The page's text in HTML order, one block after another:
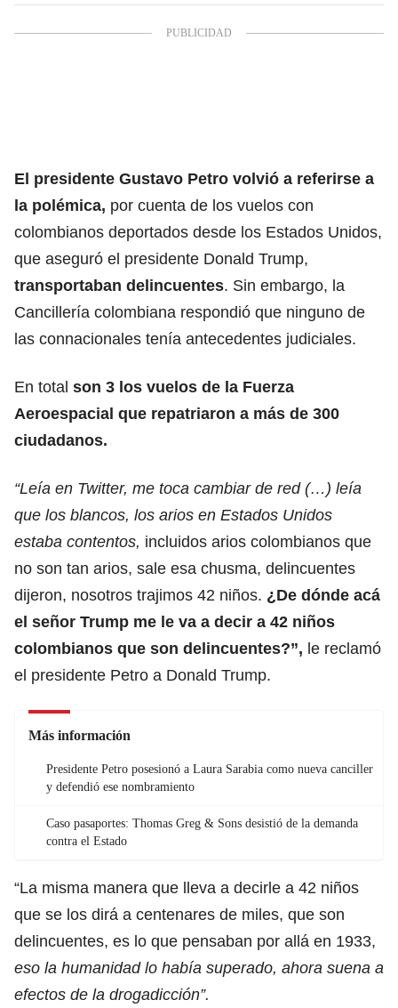
El presidente Gustavo Petro volvió a referirse a
la polémica, por cuenta de los vuelos con
colombianos deportados desde los Estados Unidos,
que aseguró el presidente Donald Trump,
transportaban delincuentes. Sin embargo, la
Cancillería colombiana respondió que ninguno de
las connacionales tenía antecedentes judiciales.
En total son 3 los vuelos de la Fuerza
Aeroespacial que repatriaron a más de 300
ciudadanos.
“Leía en Twitter, me toca cambiar de red (…) leía
que los blancos, los arios en Estados Unidos
estaba contentos, incluidos arios colombianos que
no son tan arios, sale esa chusma, delincuentes
dijeron, nosotros trajimos 42 niños. ¿De dónde acá
el señor Trump me le va a decir a 42 niños
colombianos que son delincuentes?”, le reclamó
el presidente Petro a Donald Trump.
Más información
Presidente Petro posesionó a Laura Sarabia como nueva canciller
y defendió ese nombramiento
Caso pasaportes: Thomas Greg & Sons desistió de la demanda
contra el Estado
“La misma manera que lleva a decirle a 42 niños
que se los dirá a centenares de miles, que son
delincuentes, es lo que pensaban por allá en 1933,
eso la humanidad lo había superado, ahora suena a
efectos de la drogadicción”.